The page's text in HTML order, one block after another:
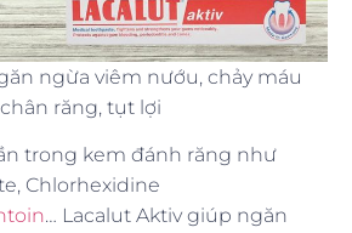
ngừa viêm nướu, chảy máu
chân răng, tụt lợi
trong kem đánh răng như
Chlorhexidine
… Lacalut Aktiv giúp ngăn